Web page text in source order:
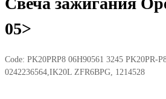
05>
Code: PK20PRP8 06H90561 3245 PK20PR-
0242236564,IK20L ZFR6BPG, 1214528